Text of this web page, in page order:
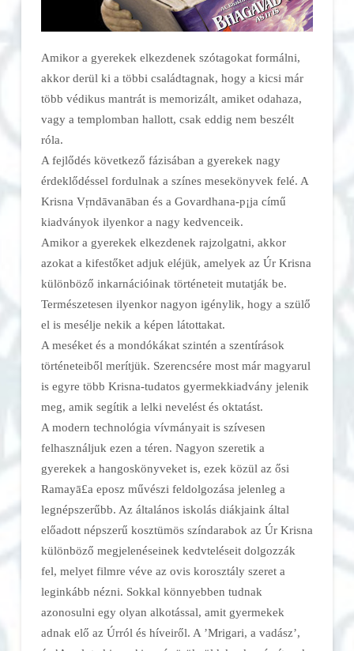
Amikor a gyerekek elkezdenek szótagokat formálni,
akkor derül ki a többi családtagnak, hogy a kicsi már
több védikus mantrát is memorizált, amiket odahaza,
vagy a templomban hallott, csak eddig nem beszélt
róla.
A fejlődés következő fázisában a gyerekek nagy
érdeklődéssel fordulnak a színes mesekönyvek felé. A
Krisna Vṛndāvanāban és a Govardhana-p¡ja című
kiadványok ilyenkor a nagy kedvenceik.
Amikor a gyerekek elkezdenek rajzolgatni, akkor
azokat a kifestőket adjuk eléjük, amelyek az Úr Krisna
különböző inkarnációinak történeteit mutatják be.
Természetesen ilyenkor nagyon igénylik, hogy a szülő
el is mesélje nekik a képen látottakat.
A meséket és a mondókákat szintén a szentírások
történeteiből merítjük. Szerencsére most már magyarul
is egyre több Krisna-tudatos gyermekkiadvány jelenik
meg, amik segítik a lelki nevelést és oktatást.
A modern technológia vívmányait is szívesen
felhasználjuk ezen a téren. Nagyon szeretik a
gyerekek a hangoskönyveket is, ezek közül az ősi
Ramayā£a eposz művészi feldolgozása jelenleg a
legnépszerűbb. Az általános iskolás diákjaink által
előadott népszerű kosztümös színdarabok az Úr Krisna
különböző megjelenéseinek kedvteléseit dolgozzák
fel, melyet filmre véve az ovis korosztály szeret a
leginkább nézni. Sokkal könnyebben tudnak
azonosulni egy olyan alkotással, amit gyermekek
adnak elő az Úrról és híveiről. A ’Mrigari, a vadász’,